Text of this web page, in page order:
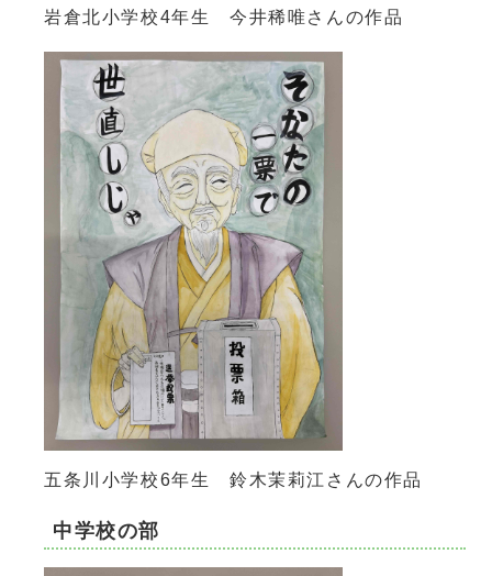
岩倉北小学校4年生 今井稀唯さんの作品
五条川小学校6年生 鈴木茉莉江さんの作品
中学校の部